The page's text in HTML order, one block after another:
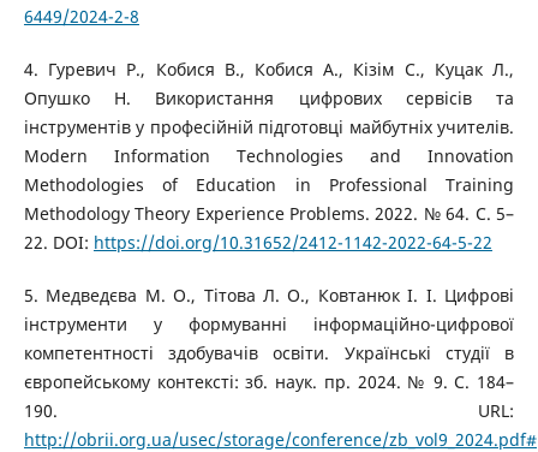
6449/2024-2-8
4. Гуревич Р., Кобися В., Кобися А., Кізім С., Куцак Л.,
Опушко Н. Використання цифрових сервісів та
інструментів у професійній підготовці майбутніх учителів.
Modern Information Technologies and Innovation
Methodologies of Education in Professional Training
Methodology Theory Experience Problems. 2022. № 64. С. 5–
22. DOI: https://doi.org/10.31652/2412-1142-2022-64-5-22
5. Медведєва М. О., Тітова Л. О., Ковтанюк І. І. Цифрові
інструменти у формуванні інформаційно-цифрової
компетентності здобувачів освіти. Українські студії в
європейському контексті: зб. наук. пр. 2024. № 9. С. 184–
190. URL:
http://obrii.org.ua/usec/storage/conference/